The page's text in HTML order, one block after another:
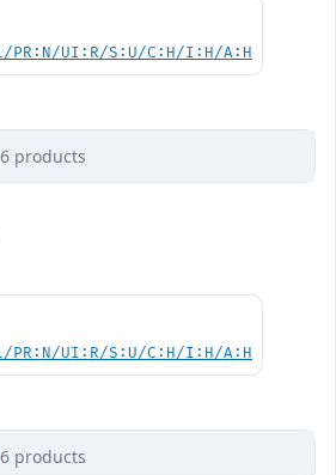
PR:N/UI:R/S:U/C:H/I:H/A:H
6 products
PR:N/UI:R/S:U/C:H/I:H/A:H
6 products